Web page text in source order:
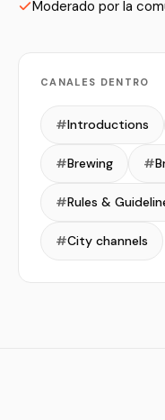
Moderado por la
CANALES DENTRO
#Introductions
#Brewing #
#Rules &
#City channels